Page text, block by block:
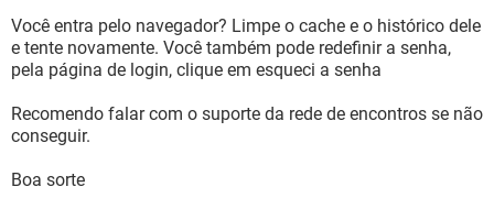
Você entra pelo navegador? Limpe o cache e o histórico dele
e tente novamente. Você também pode redefinir a senha,
pela página de login, clique em esqueci a senha
Recomendo falar com o suporte da rede de encontros se não
conseguir.
Boa sorte